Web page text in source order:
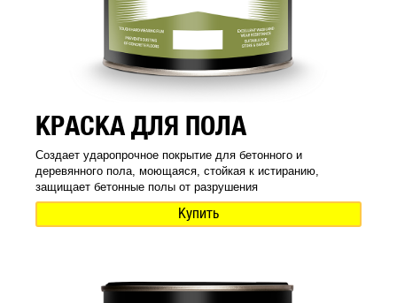
КРАСКА ДЛЯ ПОЛА
Создает ударопрочное покрытие для бетонного и
деревянного пола, моющаяся, стойкая к истиранию,
защищает бетонные полы от разрушения
Купить